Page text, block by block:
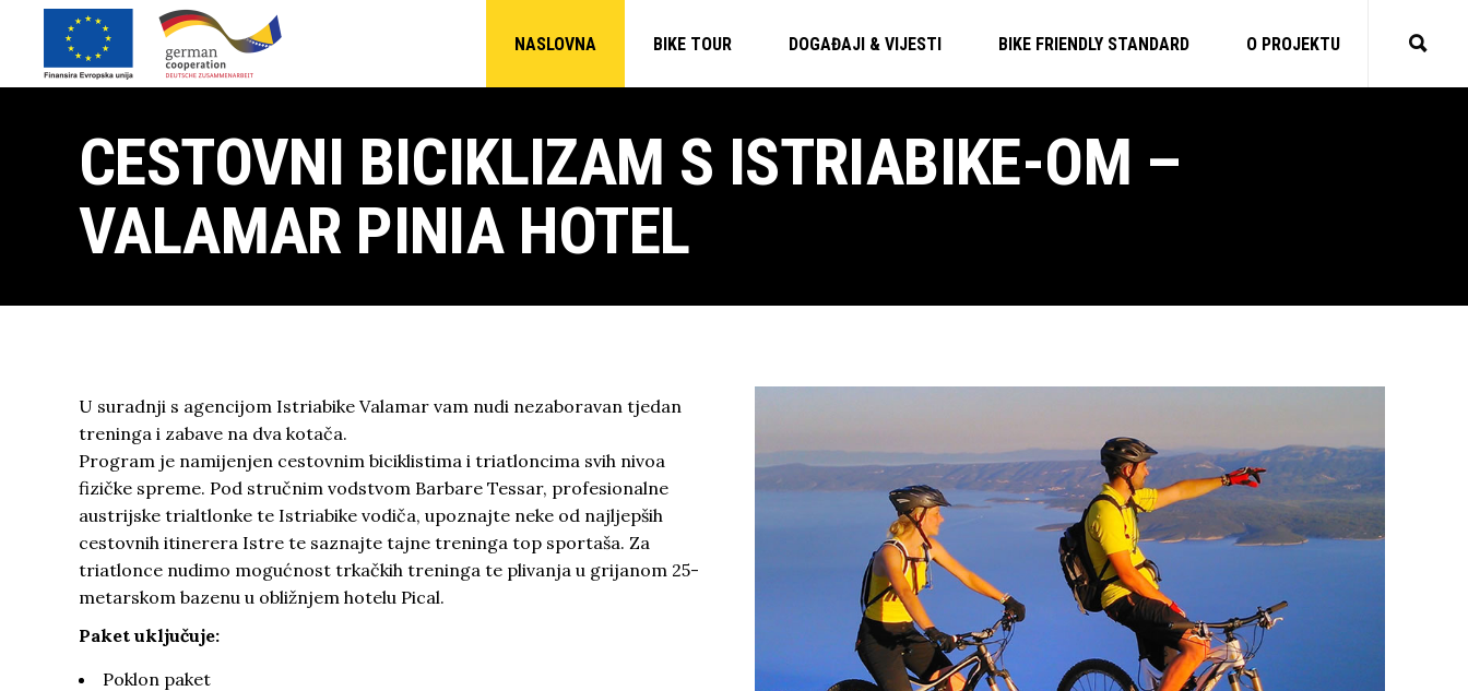
NASLOVNA BIKE TOUR DOGAĐAJI & VIJESTI BIKE FRIENDLY STANDARD O PROJEKTU
CESTOVNI BICIKLIZAM S ISTRIABIKE-OM –
VALAMAR PINIA HOTEL
U suradnji s agencijom Istriabike Valamar vam nudi nezaboravan tjedan
treninga i zabave na dva kotača.
Program je namijenjen cestovnim biciklistima i triatloncima svih nivoa
fizičke spreme. Pod stručnim vodstvom Barbare Tessar, profesionalne
austrijske trialtlonke te Istriabike vodiča, upoznajte neke od najljepših
cestovnih itinerera Istre te saznajte tajne treninga top sportaša. Za
triatlonce nudimo mogućnost trkačkih treninga te plivanja u grijanom 25-
metarskom bazenu u obližnjem hotelu Pical.
Paket uključuje:
Poklon paket